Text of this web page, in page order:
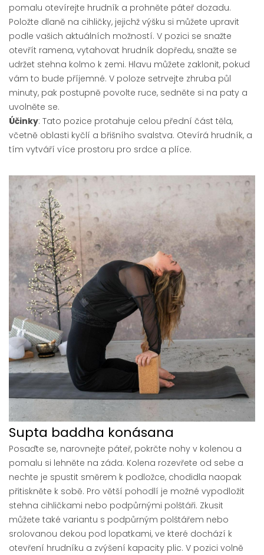
pomalu otevírejte hrudník a prohněte páteř dozadu.
Položte dlaně na cihličky, jejichž výšku si můžete upravit
podle vašich aktuálních možností. V pozici se snažte
otevřít ramena, vytahovat hrudník dopředu, snažte se
udržet stehna kolmo k zemi. Hlavu můžete zaklonit, pokud
vám to bude příjemné. V poloze setrvejte zhruba půl
minuty, pak postupně povolte ruce, sedněte si na paty a
uvolněte se.
Účinky: Tato pozice protahuje celou přední část těla,
včetně oblasti kyčlí a břišního svalstva. Otevírá hrudník, a
tím vytváří více prostoru pro srdce a plíce.
Supta baddha konásana
Posaďte se, narovnejte páteř, pokrčte nohy v kolenou a
pomalu si lehněte na záda. Kolena rozevřete od sebe a
nechte je spustit směrem k podložce, chodidla naopak
přitiskněte k sobě. Pro větší pohodlí je možné vypodložit
stehna cihličkami nebo podpůrnými polštáři. Zkusit
můžete také variantu s podpůrným polštářem nebo
srolovanou dekou pod lopatkami, ve které dochází k
otevření hrudníku a zvýšení kapacity plic. V pozici volně